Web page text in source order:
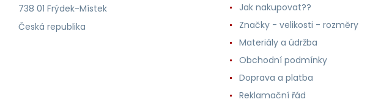
738 01 Frýdek-Místek
Česká republika
Jak nakupovat??
Značky - velikosti - rozměry
Materiály a údržba
Obchodní podmínky
Doprava a platba
Reklamační řád